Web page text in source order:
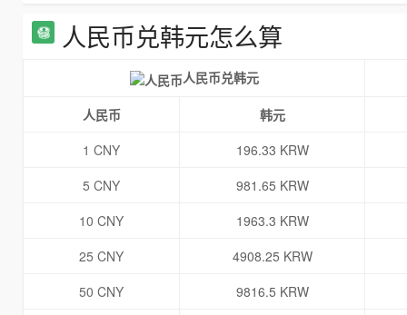
人民币兑韩元怎么算
人民币兑韩元
人民币
韩元
1 CNY
196.33 KRW
5 CNY
981.65 KRW
10 CNY
1963.3 KRW
25 CNY
4908.25 KRW
50 CNY
9816.5 KRW